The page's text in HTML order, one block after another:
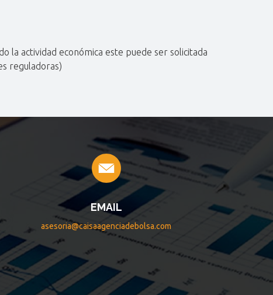
la actividad económica este puede ser solicitada
reguladoras)
EMAIL
asesoria@caisaagenciadebolsa.com